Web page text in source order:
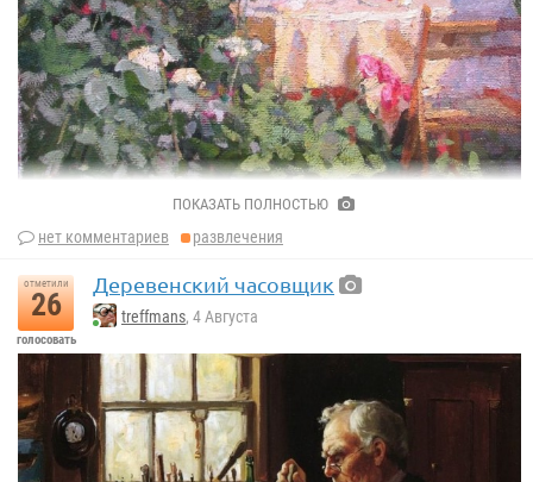
«Летом в саду»
Василий Худяков
ПОКАЗАТЬ ПОЛНОСТЬЮ
нет комментариев развлечения
отметили
26
голосовать
Деревенский часовщик
treffmans, 4 Августа